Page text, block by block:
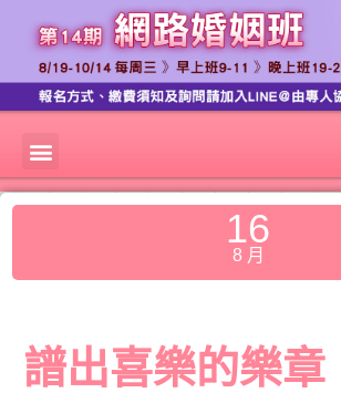
16
8 月
譜出喜樂的樂章